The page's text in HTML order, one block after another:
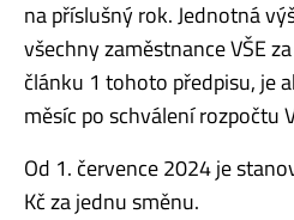
na příslušný rok. Jednotná
všechny zaměstnance VŠE
článku 1 tohoto předpisu, je
měsíc po schválení rozpočtu
Od 1. července 2024 je
Kč za jednu směnu.